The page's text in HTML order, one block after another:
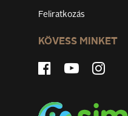
Feliratkozás
KÖVESS MINKET